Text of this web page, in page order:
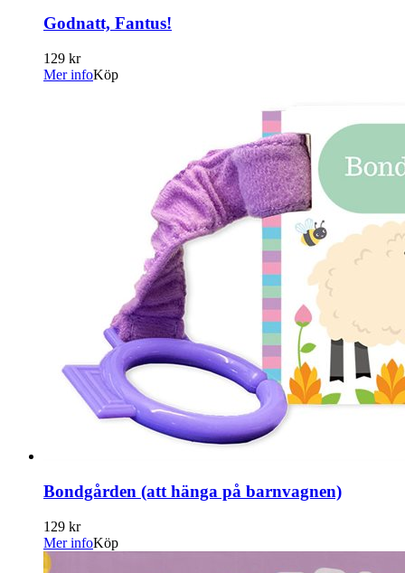
Godnatt, Fantus!
129 kr
Mer infoKöp
Bondgården (att hänga på barnvagnen)
129 kr
Mer infoKöp